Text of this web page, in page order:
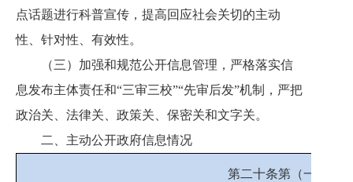
点话题进行科普宣传，提高回应社会关切的主动
性、针对性、有效性。
（三）加强和规范公开信息管理，严格落实信
息发布主体责任和“三审三校”“先审后发”机制，严把
政治关、法律关、政策关、保密关和文字关。
二、主动公开政府信息情况
第二十条第（一）项